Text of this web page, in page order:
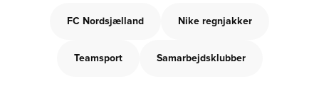
FC Nordsjælland Nike regnjakker
Teamsport Samarbejdsklubber